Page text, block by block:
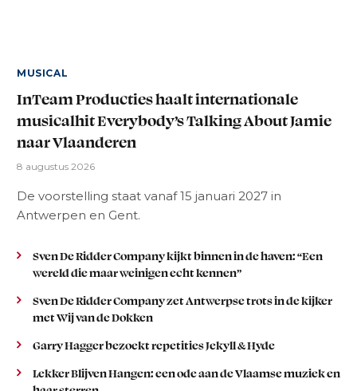
MUSICAL
InTeam Producties haalt internationale
musicalhit Everybody’s Talking About Jamie
naar Vlaanderen
8 augustus 2026
De voorstelling staat vanaf 15 januari 2027 in
Antwerpen en Gent.
Sven De Ridder Company kijkt binnen in de haven: “Een
wereld die maar weinigen echt kennen”
Sven De Ridder Company zet Antwerpse trots in de kijker
met Wij van de Dokken
Garry Hagger bezoekt repetities Jekyll & Hyde
Lekker Blijven Hangen: een ode aan de Vlaamse muziek en